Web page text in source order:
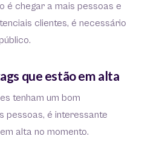
é chegar a mais pessoas e
clientes, é necessário
que estão em alta
tenham um bom
pessoas, é interessante
alta no momento.